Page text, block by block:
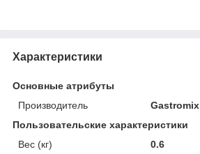
Характеристики
Основные атрибуты
Производитель
Gastromix
Пользовательские характеристики
Вес (кг)
0.6